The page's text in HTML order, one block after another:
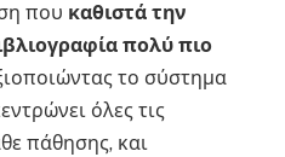
που καθιστά την
πολύ πιο
το σύστημα
όλες τις
πάθησης, και